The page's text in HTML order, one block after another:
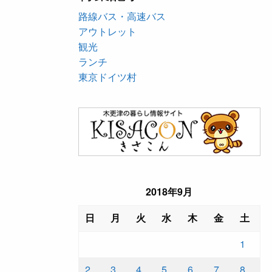
路線バス・高速バス
アウトレット
観光
ランチ
東京ドイツ村
2018年9月
日
月 火 水 木 金
土
1
2
3 4 5 6 7
8